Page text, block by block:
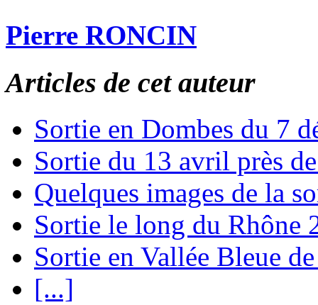
Pierre RONCIN
Articles de cet auteur
Sortie en Dombes du 7
Sortie du 13 avril près
Quelques images de la
Sortie le long du Rhône
Sortie en Vallée Bleue
[...]